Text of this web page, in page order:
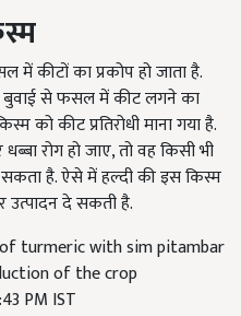
कीटों का प्रकोप हो जाता है.
बुवाई से फसल में कीट लगने का
को कीट प्रतिरोधी माना गया है.
रोग हो जाए, तो वह किसी भी
है. ऐसे में हल्दी की इस किस्म
दे सकती है.
turmeric with sim pitambar
of the crop
PM IST